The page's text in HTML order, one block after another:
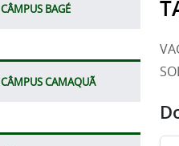
CÂMPUS BAGÉ
CÂMPUS CAMAQUÃ